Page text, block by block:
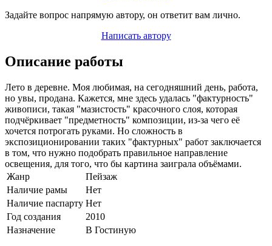
Задайте вопрос напрямую автору, он ответит вам лично.
Написать автору
Описание работы
Лето в деревне. Моя любимая, на сегодняшний день, работа,
но увы, продана. Кажется, мне здесь удалась "фактурность"
живописи, такая "мазистость" красочного слоя, которая
подчёркивает "предметность" композиции, из-за чего её
хочется потрогать руками. Но сложность в
экспозиционировании таких "фактурных" работ заключается
в том, что нужно подобрать правильное направление
освещения, для того, что бы картина заиграла объёмами.
Жанр
Пейзаж
Наличие рамы
Нет
Наличие паспарту Нет
Год создания
2010
Назначение
В Гостиную